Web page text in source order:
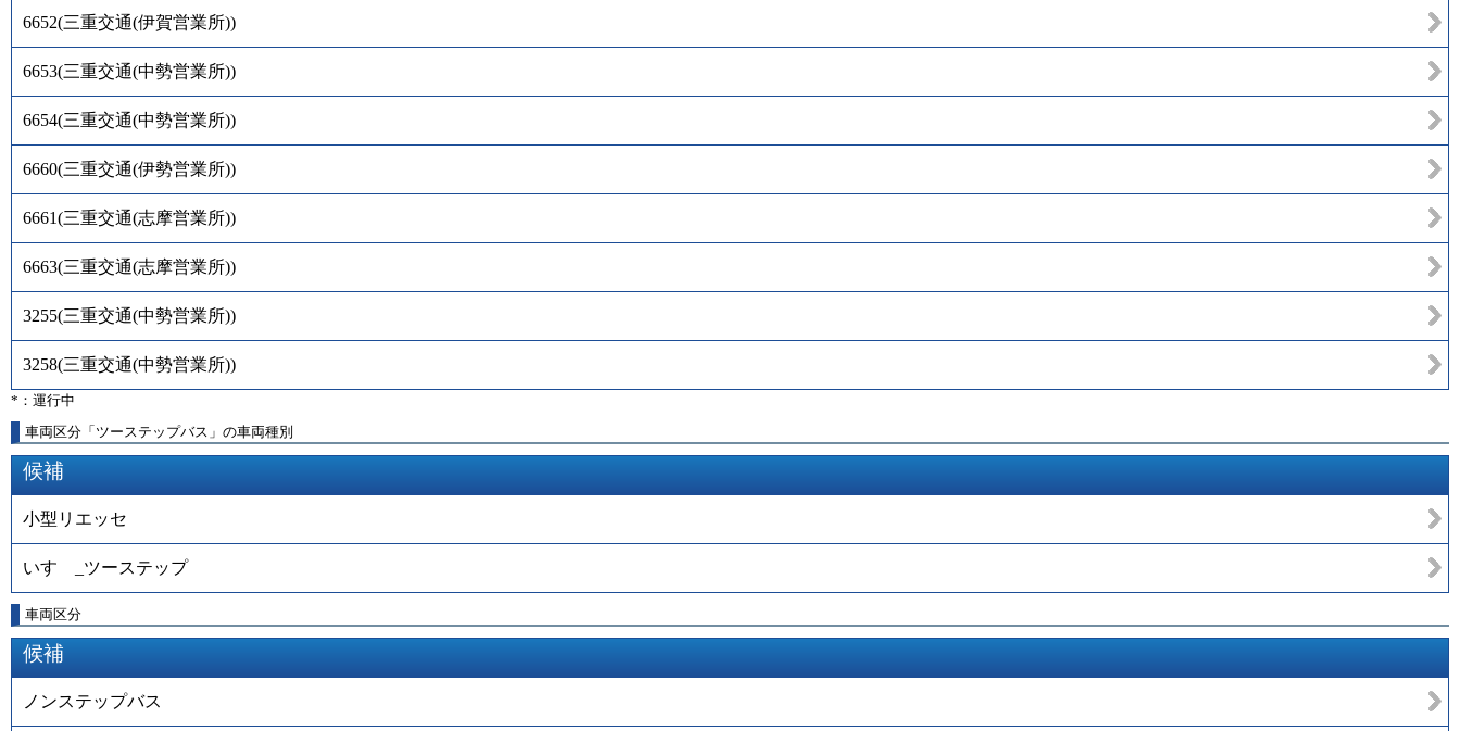
6652(三重交通(伊賀営業所))
6653(三重交通(中勢営業所))
6654(三重交通(中勢営業所))
6660(三重交通(伊勢営業所))
6661(三重交通(志摩営業所))
6663(三重交通(志摩営業所))
3255(三重交通(中勢営業所))
3258(三重交通(中勢営業所))
*：運行中
車両区分「ツーステップバス」の車両種別
候補
小型リエッセ
いすゞ_ツーステップ
車両区分
候補
ノンステップバス